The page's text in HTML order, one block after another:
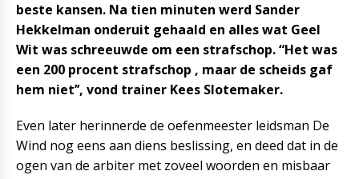
beste kansen. Na tien minuten werd Sander
Hekkelman onderuit gehaald en alles wat Geel
Wit was schreeuwde om een strafschop. “Het was
een 200 procent strafschop , maar de scheids gaf
hem niet’’, vond trainer Kees Slotemaker.
Even later herinnerde de oefenmeester leidsman De
Wind nog eens aan diens beslissing, en deed dat in de
ogen van de arbiter met zoveel woorden en misbaar